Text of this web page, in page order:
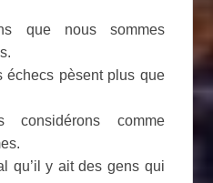
que nous sommes
échecs pèsent plus que
considérons comme
qu’il y ait des gens qui